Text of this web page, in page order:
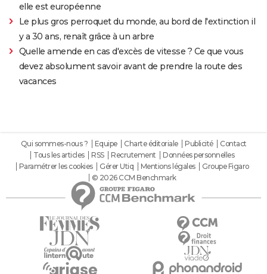
elle est européenne
Le plus gros perroquet du monde, au bord de l'extinction il
y a 30 ans, renaît grâce à un arbre
Quelle amende en cas d'excès de vitesse ? Ce que vous
devez absolument savoir avant de prendre la route des
vacances
Qui sommes-nous ? Equipe Charte éditoriale Publicité
Contact
Tous les articles
RSS Recrutement
Données personnelles
Paramétrer les cookies
Gérer Utiq Mentions légales
Groupe Figaro
© 2026 CCM Benchmark